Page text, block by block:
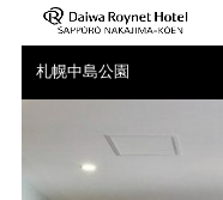
札幌中島公園
關於使用行動電源的注意事項